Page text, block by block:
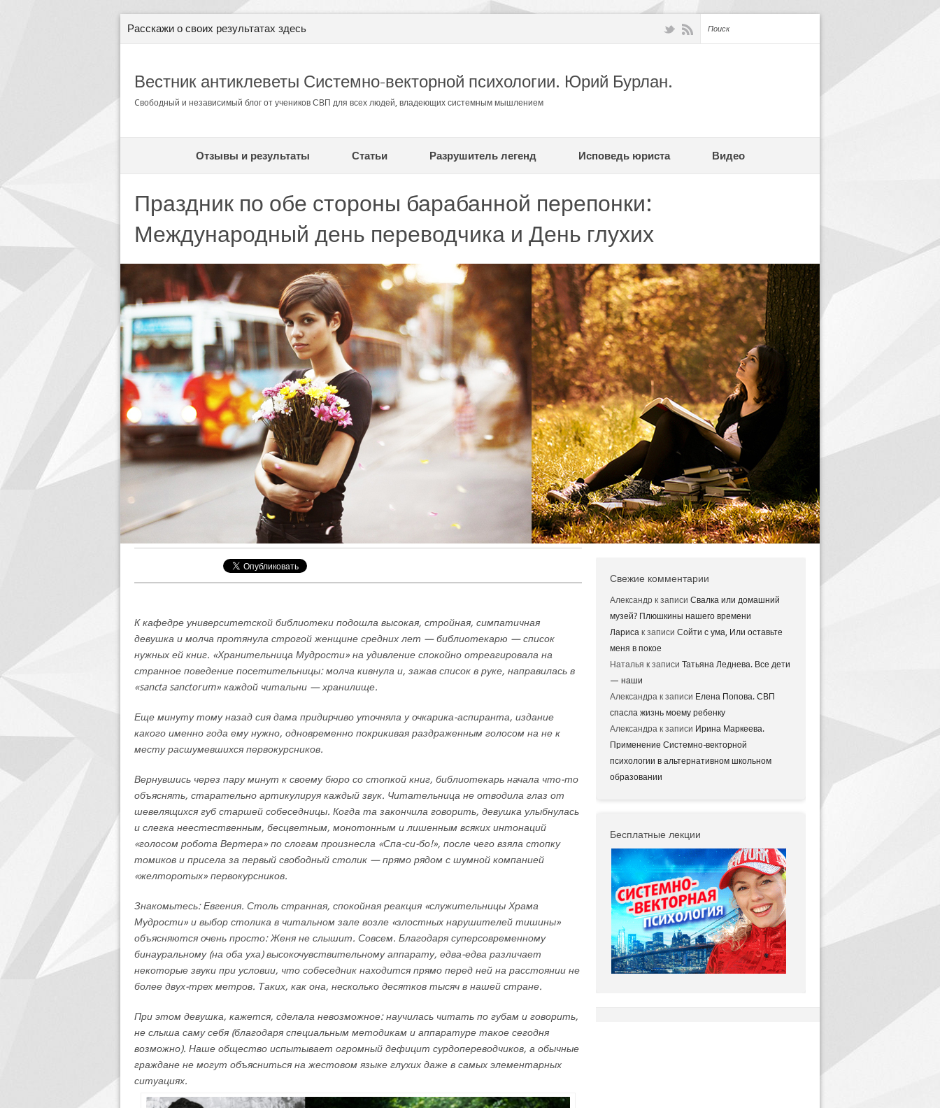
Расскажи о своих результатах здесь
Вестник антиклеветы Системно-векторной психологии. Юрий Бурлан.
Cвободный и независимый блог от учеников СВП для всех людей, владеющих системным мышлением
Отзывы и результаты Статьи Разрушитель легенд Исповедь юриста Видео
Праздник по обе стороны барабанной перепонки:
Международный день переводчика и День глухих
К кафедре университетской библиотеки подошла высокая, стройная, симпатичная
девушка и молча протянула строгой женщине средних лет — библиотекарю — список
нужных ей книг. «Хранительница Мудрости» на удивление спокойно отреагировала на
странное поведение посетительницы: молча кивнула и, зажав список в руке, направилась в
«sancta sanctorum» каждой читальни — хранилище.
Еще минуту тому назад сия дама придирчиво уточняла у очкарика-аспиранта, издание
какого именно года ему нужно, одновременно покрикивая раздраженным голосом на не к
месту расшумевшихся первокурсников.
Вернувшись через пару минут к своему бюро со стопкой книг, библиотекарь начала что-то
объяснять, старательно артикулируя каждый звук. Читательница не отводила глаз от
шевелящихся губ старшей собеседницы. Когда та закончила говорить, девушка улыбнулась
и слегка неестественным, бесцветным, монотонным и лишенным всяких интонаций
«голосом робота Вертера» по слогам произнесла «Спа-си-бо!», после чего взяла стопку
томиков и присела за первый свободный столик — прямо рядом с шумной компанией
«желторотых» первокурсников.
Знакомьтесь: Евгения. Столь странная, спокойная реакция «служительницы Храма
Мудрости» и выбор столика в читальном зале возле «злостных нарушителей тишины»
объясняются очень просто: Женя не слышит. Совсем. Благодаря суперсовременному
бинауральному (на оба уха) высокочувствительному аппарату, едва-едва различает
некоторые звуки при условии, что собеседник находится прямо перед ней на расстоянии не
более двух-трех метров. Таких, как она, несколько десятков тысяч в нашей стране.
При этом девушка, кажется, сделала невозможное: научилась читать по губам и говорить,
не слыша саму себя (благодаря специальным методикам и аппаратуре такое сегодня
возможно). Наше общество испытывает огромный дефицит сурдопереводчиков, а обычные
граждане не могут объясниться на жестовом языке глухих даже в самых элементарных
ситуациях.
Свежие комментарии
Александр к записи Свалка или домашний
музей? Плюшкины нашего времени
Лариса к записи Сойти с ума, Или оставьте
меня в покое
Наталья к записи Татьяна Леднева. Все дети
— наши
Александра к записи Елена Попова. СВП
спасла жизнь моему ребенку
Александра к записи Ирина Маркеева.
Применение Системно-векторной
психологии в альтернативном школьном
образовании
Бесплатные лекции